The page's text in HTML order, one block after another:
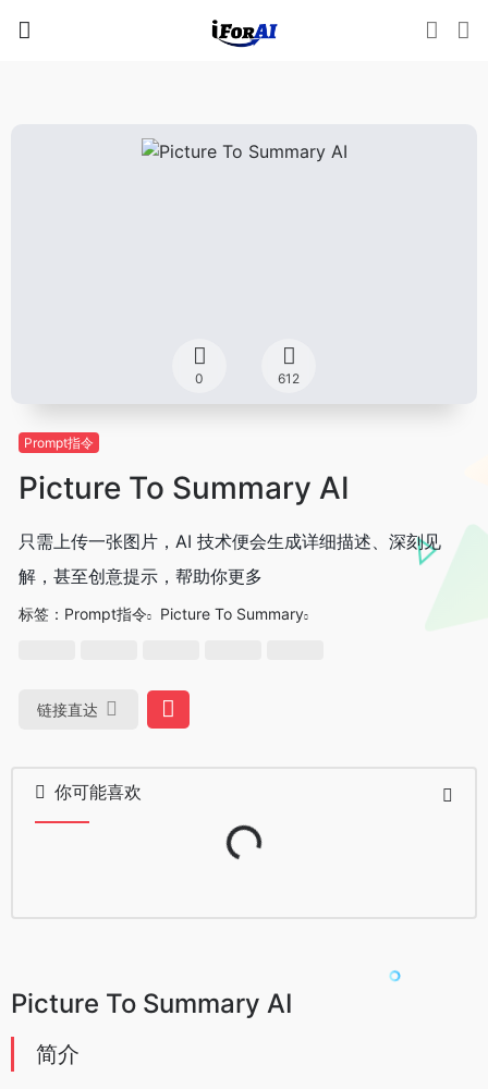
0 612
Prompt指令
Picture To Summary AI
只需上传一张图片，AI 技术便会生成详细描述、深刻见
解，甚至创意提示，帮助你更多
标签： Prompt指令 Picture To Summary
链接直达
你可能喜欢
Loading...
Picture To Summary AI
简介